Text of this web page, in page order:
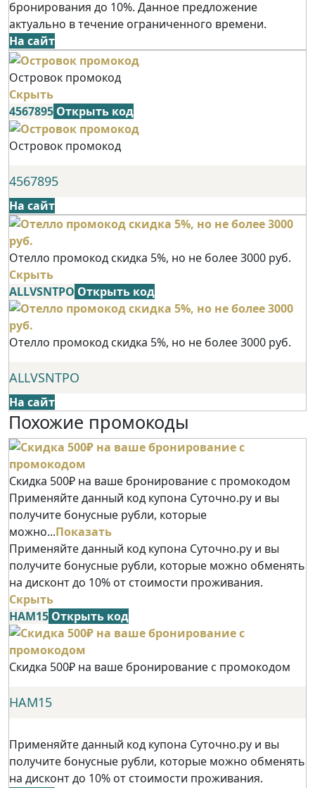
бронирования до 10%. Данное предложение
актуально в течение ограниченного времени.
На сайт
Островок промокод
Скрыть
4567895 Открыть код
Островок промокод
4567895
На сайт
Отелло промокод скидка 5%, но не более 3000 руб.
Скрыть
ALLVSNTPO Открыть код
Отелло промокод скидка 5%, но не более 3000 руб.
ALLVSNTPO
На сайт
Похожие промокоды
Скидка 500₽ на ваше бронирование с промокодом
Применяйте данный код купона Суточно.ру и вы
получите бонусные рубли, которые
можно...Показать
Применяйте данный код купона Суточно.ру и вы
получите бонусные рубли, которые можно обменять
на дисконт до 10% от стоимости проживания.
Скрыть
НАМ15 Открыть код
Скидка 500₽ на ваше бронирование с промокодом
НАМ15
Применяйте данный код купона Суточно.ру и вы
получите бонусные рубли, которые можно обменять
на дисконт до 10% от стоимости проживания.